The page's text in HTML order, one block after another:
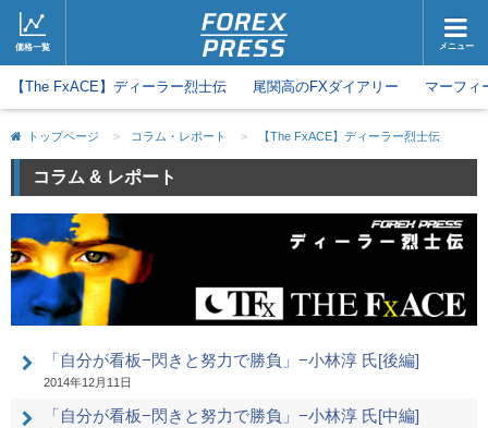
価格一覧 メニュー
ホーム ニュース
取引会社 マーケット
コラム・レポート
ツイッター 動画
【The FxACE】ディーラー烈士伝 尾関高のFXダイアリー マーフィ
トップページ > コラム・レポート > 【The FxACE】ディーラー烈士伝
コラム & レポート
「自分が看板−閃きと努力で勝負」−小林淳 氏[後編]
2014年12月11日
「自分が看板−閃きと努力で勝負」−小林淳 氏[中編]